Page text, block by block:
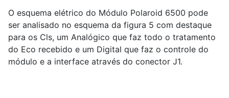
O esquema elétrico do Módulo Polaroid 6500 pode
ser analisado no esquema da figura 5 com destaque
para os Cls, um Analógico que faz todo o tratamento
do Eco recebido e um Digital que faz o controle do
módulo e a interface através do conector J1.